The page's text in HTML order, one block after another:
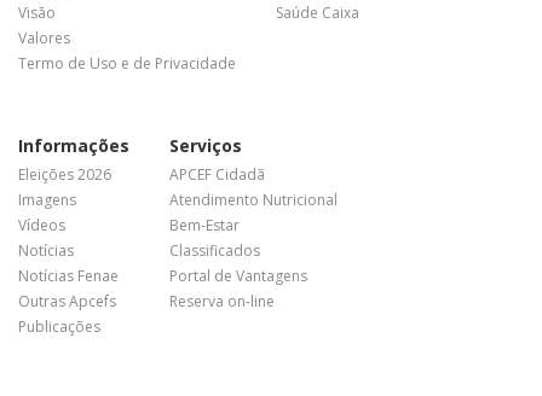
Visão
Valores
Termo de Uso e de Privacidade
Saúde Caixa
Informações
Eleições 2026
Imagens
Vídeos
Notícias
Notícias Fenae
Outras Apcefs
Publicações
Serviços
APCEF Cidadã
Atendimento Nutricional
Bem-Estar
Classificados
Portal de Vantagens
Reserva on-line